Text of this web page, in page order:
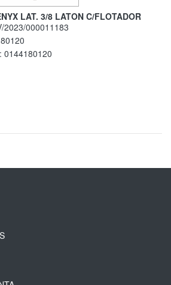
LAT. 3/8 LATON C/FLOTADOR
2023/000011183
0144180120